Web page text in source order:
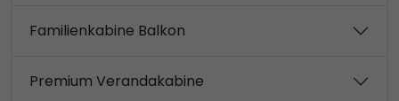
Familienkabine Balkon
Premium Verandakabine